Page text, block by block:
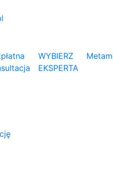
WYBIERZ
EKSPERTA